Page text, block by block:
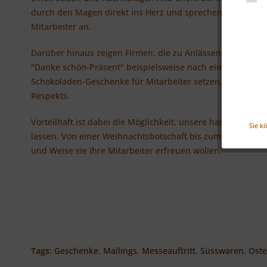
Sie
durch den Magen direkt ins Herz und sprechen zudem
Mitarbeiter an.
Darüber hinaus zeigen Firmen, die zu Anlässen wie etwa
"Danke schön-Präsent" beispielsweise nach einer
Schokoladen-Geschenke für Mitarbeiter setzen, ein
Respekts.
Vorteilhaft ist dabei die Möglichkeit, unsere
lassen. Von einer Weihnachtsbotschaft bis zum Slogan
und Weise sie ihre Mitarbeiter erfreuen wollen.
Tags: Geschenke, Mailings, Messeauftritt, Süsswaren,